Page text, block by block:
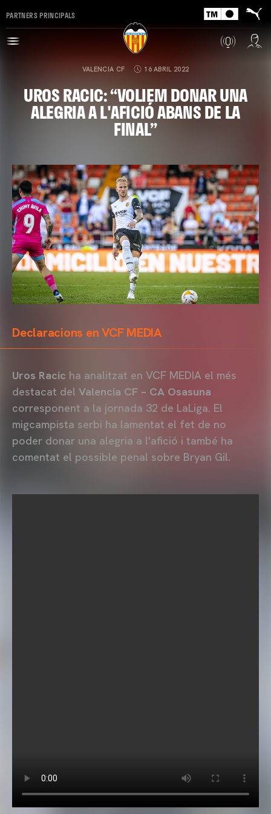
PARTNERS PRINCIPALS
VALENCIA CF 16 ABRIL 2022
UROS RACIC: “VOLIEM DONAR UNA
ALEGRIA A L'AFICIÓ ABANS DE LA
FINAL”
Declaracions en VCF MEDIA
Uros Racic ha analitzat en VCF MEDIA el més
destacat del Valencia CF – CA Osasuna
corresponent a la jornada 32 de LaLiga. El
migcampista serbi ha lamentat el fet de no
poder donar una alegria a l'afició i també ha
comentat el possible penal sobre Bryan Gil.